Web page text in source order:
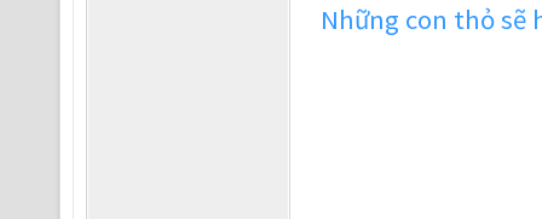
Những con thỏ